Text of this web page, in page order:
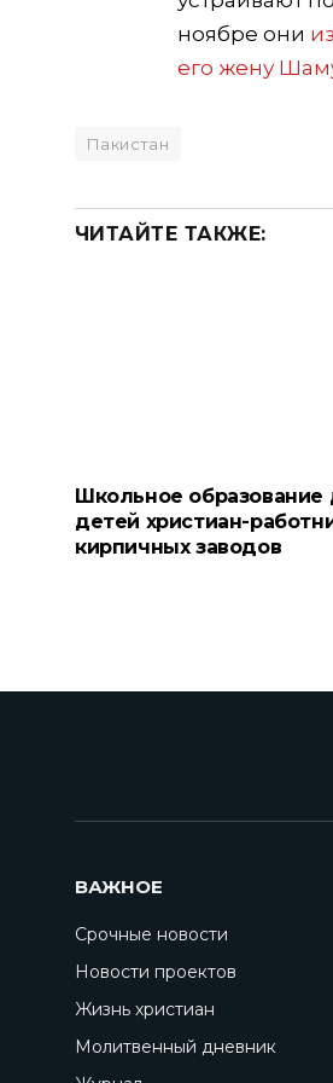
ноябре они
его жену
Пакистан
ЧИТАЙТЕ ТАКЖЕ:
Школьное образование
детей христиан-
кирпичных заводов
ВАЖНОЕ
Срочные новости
Новости проектов
Жизнь христиан
Молитвенный дневник